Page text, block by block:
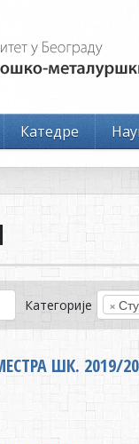
Катедре
Категорије ×
ШК. 2019/